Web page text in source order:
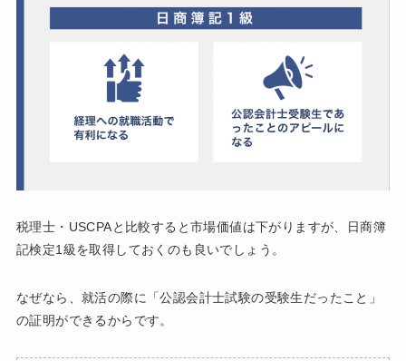
税理士・USCPAと比較すると市場価値は下がりますが、日商簿
記検定1級を取得しておくのも良いでしょう。
なぜなら、就活の際に「公認会計士試験の受験生だったこと」
の証明ができるからです。